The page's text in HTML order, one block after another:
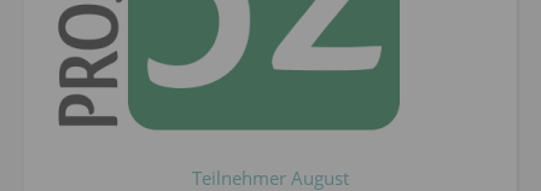
Teilnehmer August